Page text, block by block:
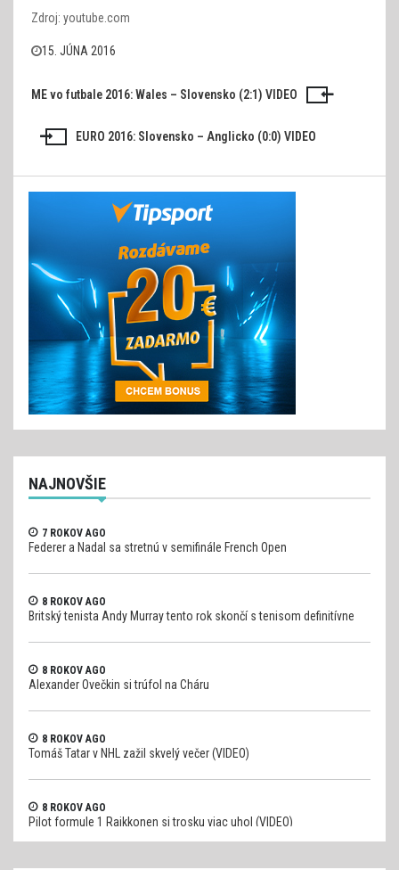
Zdroj: youtube.com
15. JÚNA 2016
Navigácia
ME vo futbale 2016: Wales – Slovensko (2:1) VIDEO
EURO 2016: Slovensko – Anglicko (0:0) VIDEO
NAJNOVŠIE
7 ROKOV AGO
Federer a Nadal sa stretnú v semifinále French Open
8 ROKOV AGO
Britský tenista Andy Murray tento rok skončí s tenisom definitívne
8 ROKOV AGO
Alexander Ovečkin si trúfol na Cháru
8 ROKOV AGO
Tomáš Tatar v NHL zažil skvelý večer (VIDEO)
8 ROKOV AGO
Pilot formule 1 Raikkonen si trosku viac uhol (VIDEO)